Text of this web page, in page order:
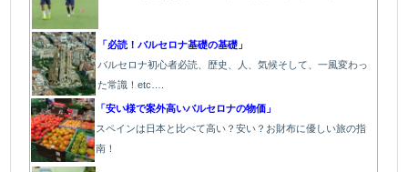
「必読！バルセロナ基礎の基礎」
バルセロナ初心者必読、歴史、人、気候そして、一風変わっ
た常識！etc….
「安い様で案外高いバルセロナの物価」
スペインは日本と比べて高い？安い？お財布に優しい旅の指
南！